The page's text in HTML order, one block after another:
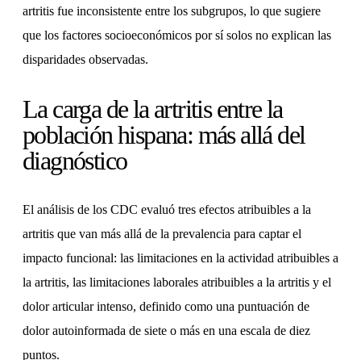
artritis fue inconsistente entre los subgrupos, lo que sugiere
que los factores socioeconómicos por sí solos no explican las
disparidades observadas.
La carga de la artritis entre la
población hispana: más allá del
diagnóstico
El análisis de los CDC evaluó tres efectos atribuibles a la
artritis que van más allá de la prevalencia para captar el
impacto funcional: las limitaciones en la actividad atribuibles a
la artritis, las limitaciones laborales atribuibles a la artritis y el
dolor articular intenso, definido como una puntuación de
dolor autoinformada de siete o más en una escala de diez
puntos.